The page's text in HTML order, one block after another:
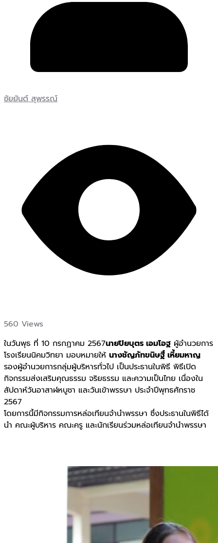
ชัยยันต์ สุพรรณ์
560 Views
ในวันพุธ ที่ 10 กรกฏาคม 2567นายปิยบุตร เอมโอฐ ผู้อำนวยการ
โรงเรียนนิคมวิทยา มอบหมายให้ นางชัญภัทขนิษฐิ์ เหี้ยมหาญ
รองผู้อำนวยการกลุ่มผู้บริหารทั่วไป เป็นประธานในพิธี พิธีเปิด
กิจกรรมส่งเสริมคุณธรรม จริยธรรม และความเป็นไทย เนื่องใน
สัปดาห์วันอาสาฬหบูชา และวันเข้าพรรษา ประจำปีพุทธศักราช
2567
โดยการนี้มีกิจกรรมการหล่อเทียนจำนำพรรษา ซึ่งประธานในพิธีได้
นำ คณะผู้บริหาร คณะครู และนักเรียนร่วมหล่อเทียนจำนำพรรษา